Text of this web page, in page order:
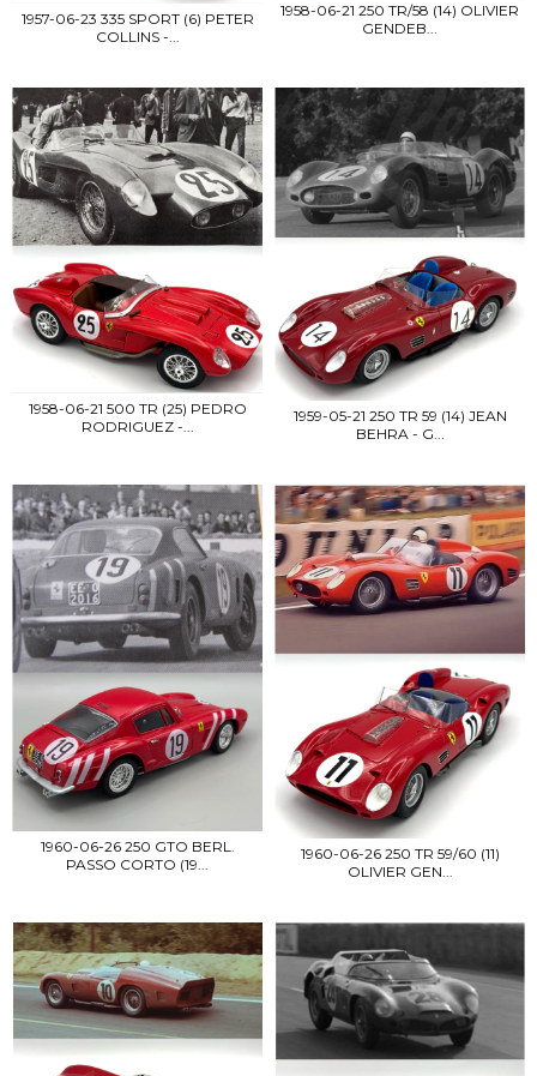
1957-06-23 335 SPORT (6) PETER
COLLINS -...
1958-06-21 250 TR/58 (14) OLIVIER
GENDEB...
1958-06-21 500 TR (25) PEDRO
RODRIGUEZ -...
1959-05-21 250 TR 59 (14) JEAN
BEHRA - G...
1960-06-26 250 GTO BERL.
PASSO CORTO (19...
1960-06-26 250 TR 59/60 (11)
OLIVIER GEN...